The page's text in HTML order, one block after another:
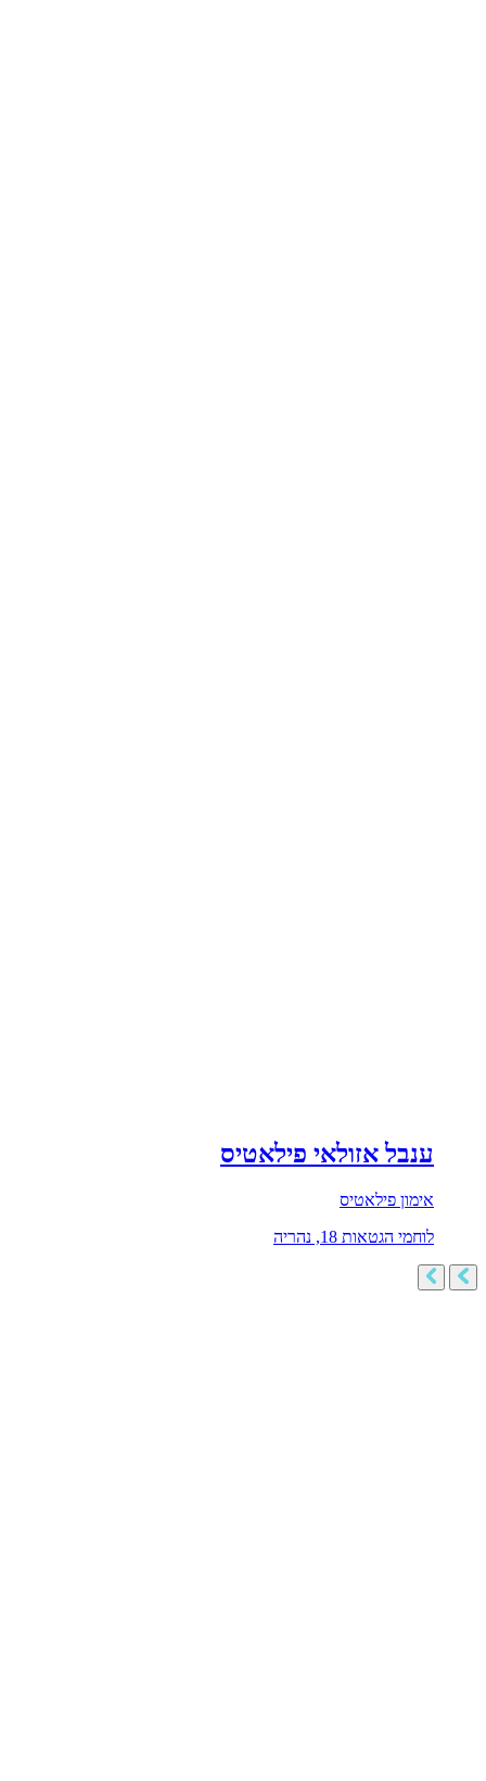
ענבל אזולאי פילאטיס
אימון פילאטיס
לוחמי הגטאות 18, נהריה